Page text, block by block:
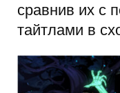
сравнив их с
тайтлами в